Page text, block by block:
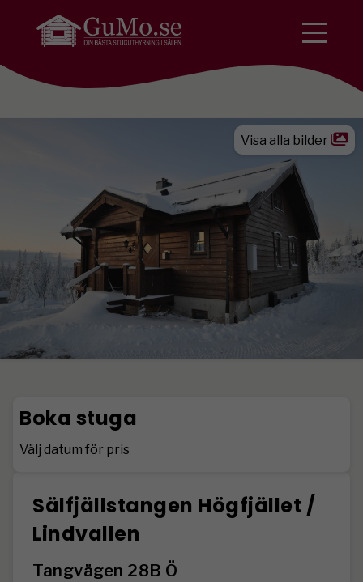
Visa alla bilder
Sälfjällstangen Högfjället /
Lindvallen
Tangvägen 28B Ö
Boka stuga
Välj datum för pris